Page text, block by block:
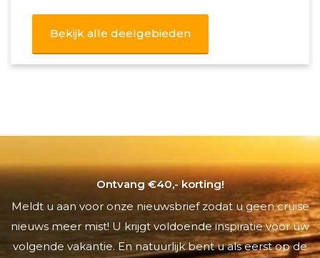
Bekijk alle deelgebieden
Ontvang €40,- korting!
Meldt u aan voor onze nieuwsbrief zodat u geen cruise
nieuws meer mist! U krijgt voldoende inspiratie voor uw
volgende vakantie. En natuurlijk bent u als eerst op de